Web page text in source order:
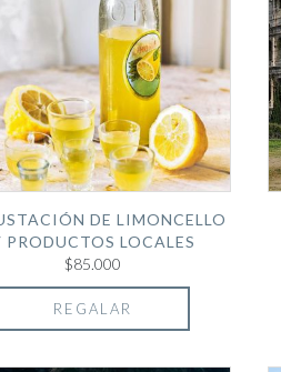
DE LIMONCELLO
PRODUCTOS LOCALES
$85.000
REGALAR